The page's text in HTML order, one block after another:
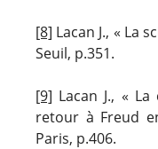
[8] Lacan J., « La
Seuil, p.351.
[9] Lacan J., «
retour à Freud
Paris, p.406.